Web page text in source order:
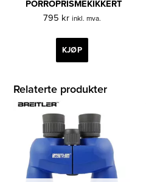
PORROPRISMEKIKKERT
795 kr inkl. mva.
KJØP
Relaterte produkter